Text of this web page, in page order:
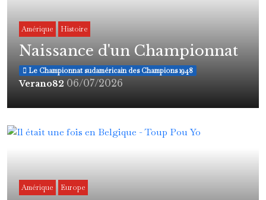
Amérique Histoire
Naissance d'un Championnat
Le Championnat sudaméricain des Champions 1948
Verano82 06/07/2026
Amérique Europe